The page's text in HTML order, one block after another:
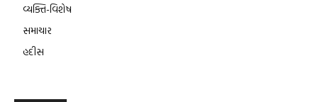
વ્યક્તિ-વિશેષ
સમાચાર
હદીસ